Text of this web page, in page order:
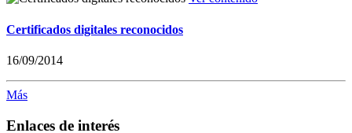
Certificados digitales reconocidos
16/09/2014
Más
Enlaces de interés